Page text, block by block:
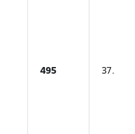
495 37.